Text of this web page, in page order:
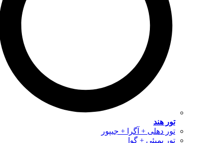
تور هند
تور دهلی + آگرا + جیپور
تور بمبئی + گوا